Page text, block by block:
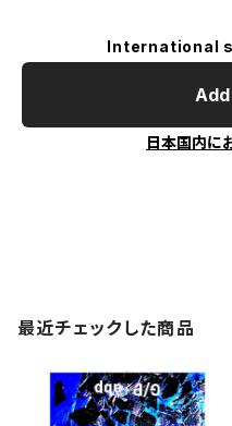
International
日本国内に
最近チェックした商品